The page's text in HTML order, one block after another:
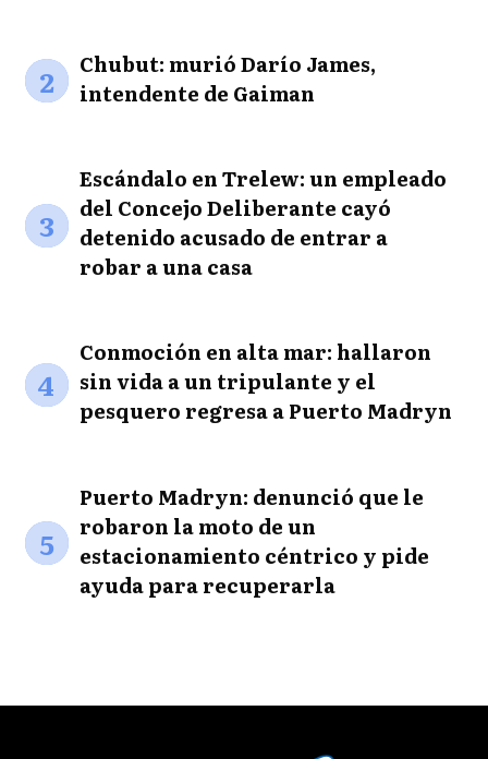
2
Chubut: murió Darío James,
intendente de Gaiman
3
Escándalo en Trelew: un empleado
del Concejo Deliberante cayó
detenido acusado de entrar a
robar a una casa
4
Conmoción en alta mar: hallaron
sin vida a un tripulante y el
pesquero regresa a Puerto Madryn
5
Puerto Madryn: denunció que le
robaron la moto de un
estacionamiento céntrico y pide
ayuda para recuperarla